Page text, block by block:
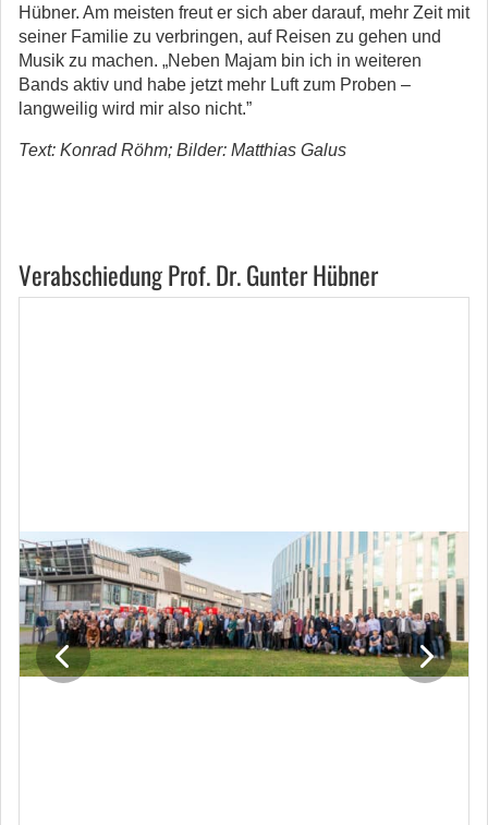
Hübner. Am meisten freut er sich aber darauf, mehr Zeit mit
seiner Familie zu verbringen, auf Reisen zu gehen und
Musik zu machen. „Neben Majam bin ich in weiteren
Bands aktiv und habe jetzt mehr Luft zum Proben –
langweilig wird mir also nicht.”
Text: Konrad Röhm; Bilder: Matthias Galus
Verabschiedung Prof. Dr. Gunter Hübner